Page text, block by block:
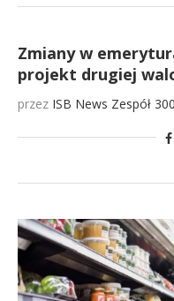
Zmiany w
projekt drugiej
przez ISB News Zespół